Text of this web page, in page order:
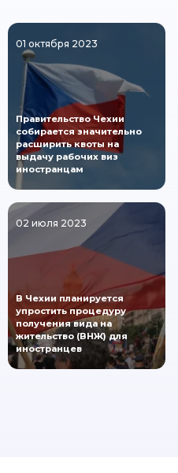
01 октября 2023
Правительство Чехии
собирается значительно
расширить квоты на
выдачу рабочих виз
иностранцам
02 июля 2023
В Чехии планируется
упростить процедуру
получения вида на
жительство (ВНЖ) для
иностранцев